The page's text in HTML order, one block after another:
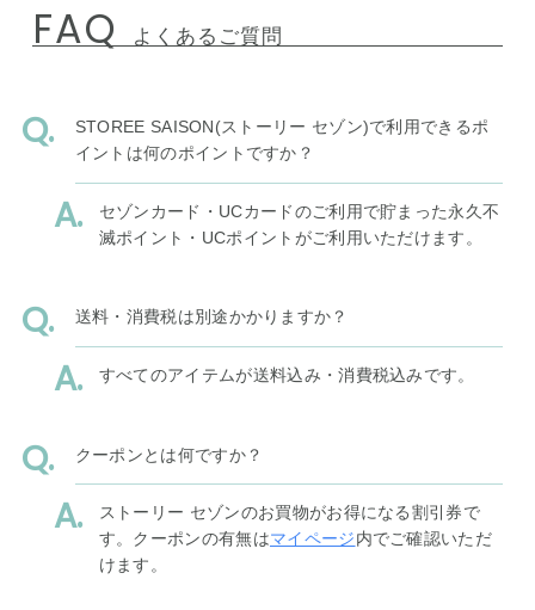
FAQ よくあるご質問
STOREE SAISON(ストーリー セゾン)で利用できるポ
イントは何のポイントですか？
セゾンカード・UCカードのご利用で貯まった永久不
滅ポイント・UCポイントがご利用いただけます。
送料・消費税は別途かかりますか？
すべてのアイテムが送料込み・消費税込みです。
クーポンとは何ですか？
ストーリー セゾンのお買物がお得になる割引券で
す。クーポンの有無はマイページ内でご確認いただ
けます。